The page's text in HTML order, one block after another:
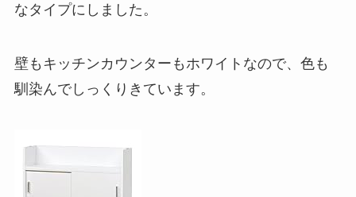
なタイプにしました。
壁もキッチンカウンターもホワイトなので、色も
馴染んでしっくりきています。